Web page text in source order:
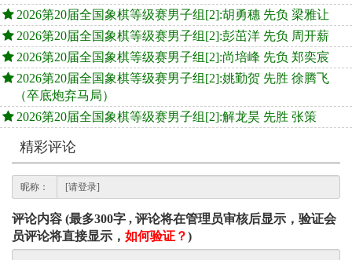
2026第20届全国象棋等级赛男子组[2]:胡勇穗 先负 梁雅让
2026第20届全国象棋等级赛男子组[2]:彭茁洋 先负 周开薪
2026第20届全国象棋等级赛男子组[2]:尚培峰 先负 郑奕宸
2026第20届全国象棋等级赛男子组[2]:姚勤贺 先胜 徐腾飞
（卒底炮弃马局）
2026第20届全国象棋等级赛男子组[2]:解龙昊 先胜 张策
精彩评论
昵称：
评论内容 (最多300字 , 评论将在管理员审核后显示，验证会
员评论将直接显示， 如何验证？)